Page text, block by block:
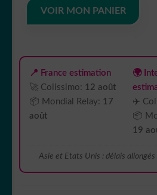
davidson
script
VOIR MON PANIER
📍 France estimation
🚀 Colissimo: 12 août
📦 Mondial Relay: 17
août
🌍
✈️
📦
19
Asie et Etats Unis : délais